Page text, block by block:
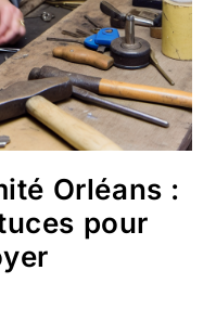
Orléans :
pour